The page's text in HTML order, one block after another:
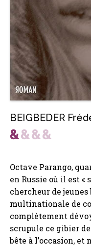
BEIGBEDER
Octave Parango,
en Russie où il est «
chercheur de jeunes
multinationale de
complètement
scrupule ce gibier
bête à l’occasion, et